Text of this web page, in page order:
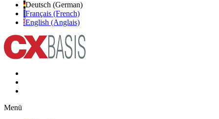
Deutsch (German)
Français (French)
English (Anglais)
Menü